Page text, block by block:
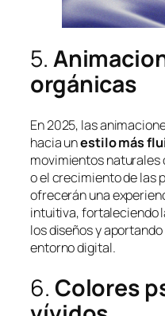
5.
orgánicas
En 2025, las
hacia unestilo más
movimientos naturales
o el crecimiento de las
ofrecerán una
intuitiva, fortaleciendo
los diseños y
entorno digital.
6. Colores